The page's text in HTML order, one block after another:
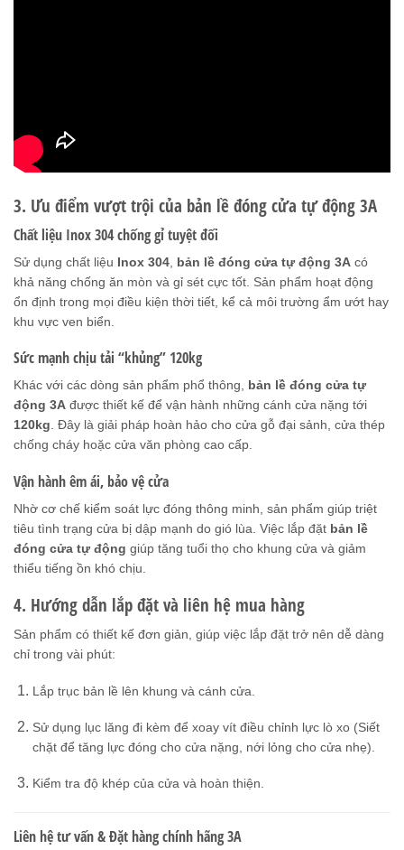
3. Ưu điểm vượt trội của bản lề đóng cửa tự động 3A
Chất liệu Inox 304 chống gỉ tuyệt đối
Sử dụng chất liệu Inox 304, bản lề đóng cửa tự động 3A có
khả năng chống ăn mòn và gỉ sét cực tốt. Sản phẩm hoạt động
ổn định trong mọi điều kiện thời tiết, kể cả môi trường ẩm ướt hay
khu vực ven biển.
Sức mạnh chịu tải “khủng” 120kg
Khác với các dòng sản phẩm phổ thông, bản lề đóng cửa tự
động 3A được thiết kế để vận hành những cánh cửa nặng tới
120kg. Đây là giải pháp hoàn hảo cho cửa gỗ đại sảnh, cửa thép
chống cháy hoặc cửa văn phòng cao cấp.
Vận hành êm ái, bảo vệ cửa
Nhờ cơ chế kiểm soát lực đóng thông minh, sản phẩm giúp triệt
tiêu tình trạng cửa bị dập mạnh do gió lùa. Việc lắp đặt bản lề
đóng cửa tự động giúp tăng tuổi thọ cho khung cửa và giảm
thiểu tiếng ồn khó chịu.
4. Hướng dẫn lắp đặt và liên hệ mua hàng
Sản phẩm có thiết kế đơn giản, giúp việc lắp đặt trở nên dễ dàng
chỉ trong vài phút:
Lắp trục bản lề lên khung và cánh cửa.
Sử dụng lục lăng đi kèm để xoay vít điều chỉnh lực lò xo (Siết
chặt để tăng lực đóng cho cửa nặng, nới lỏng cho cửa nhẹ).
Kiểm tra độ khép của cửa và hoàn thiện.
Liên hệ tư vấn & Đặt hàng chính hãng 3A